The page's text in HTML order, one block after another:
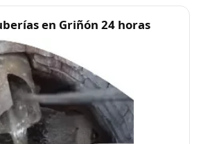
en Griñón 24 horas